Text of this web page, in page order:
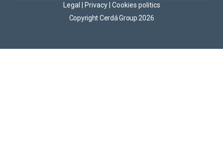
Copyright Cerdá Group 2026
Legal Privacy Cookies politics